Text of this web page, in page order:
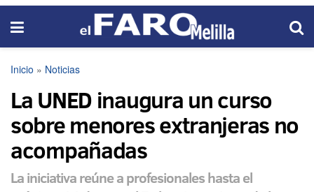
Inicio » Noticias
La UNED inaugura un curso
sobre menores extranjeras no
acompañadas
La iniciativa reúne a profesionales hasta el